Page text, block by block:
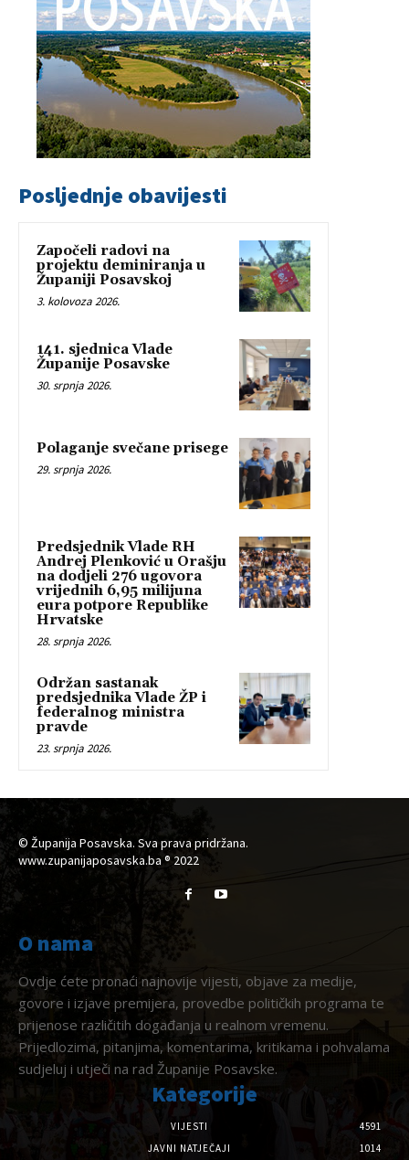
Posljednje obavijesti
Započeli radovi na
projektu deminiranja u
Županiji Posavskoj
3. kolovoza 2026.
141. sjednica Vlade
Županije Posavske
30. srpnja 2026.
Polaganje svečane prisege
29. srpnja 2026.
Predsjednik Vlade RH
Andrej Plenković u Orašju
na dodjeli 276 ugovora
vrijednih 6,95 milijuna
eura potpore Republike
Hrvatske
28. srpnja 2026.
Održan sastanak
predsjednika Vlade ŽP i
federalnog ministra
pravde
23. srpnja 2026.
© Županija Posavska. Sva prava pridržana.
www.zupanijaposavska.ba ® 2022
O nama
Ovdje ćete pronaći najnovije vijesti, objave za medije,
govore i izjave premijera, provedbe političkih programa te
prijenose različitih događanja u realnom vremenu.
Prijedlozima, pitanjima, komentarima, kritikama i pohvalama
sudjeluj i utječi na rad Županije Posavske.
Kategorije
VIJESTI
4591
JAVNI NATJEČAJI
1014